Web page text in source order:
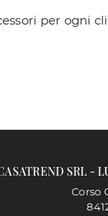
per ogni
SRL -
Corso